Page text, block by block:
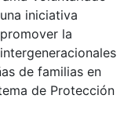
iniciativa
la
de familias en
de Protección